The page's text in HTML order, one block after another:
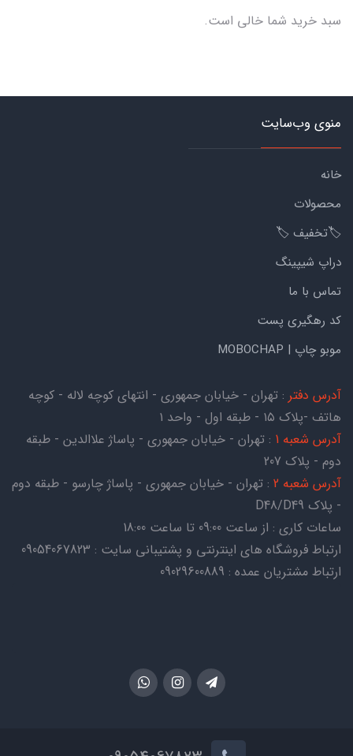
سبد خرید شما خالی است.
منوی وب‌سایت
خانه
محصولات
🏷️تخفیف 🏷️
دراپ شیپینگ
تماس با ما
کد رهگیری پست
موبو چاپ | MOBOCHAP
آدرس دفتر : تهران - خیابان جمهوری - انتهای کوچه لاله - کوچه
هاتف -پلاک ۱۵ - طبقه اول - واحد ۱
آدرس شعبه 1
: تهران - خیابان جمهوری - پاساژ علاالدین - طبقه
دوم - پلاک 207
آدرس شعبه 2
: تهران - خیابان جمهوری - پاساژ چارسو - طبقه دوم
- پلاک D48/D49
ساعات کاری : از ساعت 09:00 تا ساعت 18:00
ارتباط فروشگاه های اینترنتی و پشتیبانی سایت : 09054067823
ارتباط مشتریان عمده : 09029600889